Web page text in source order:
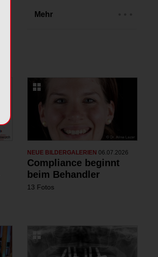
Mehr
NEUE BILDERGALERIEN06.07.2026
Compliance beginnt
beim Behandler
13 Fotos